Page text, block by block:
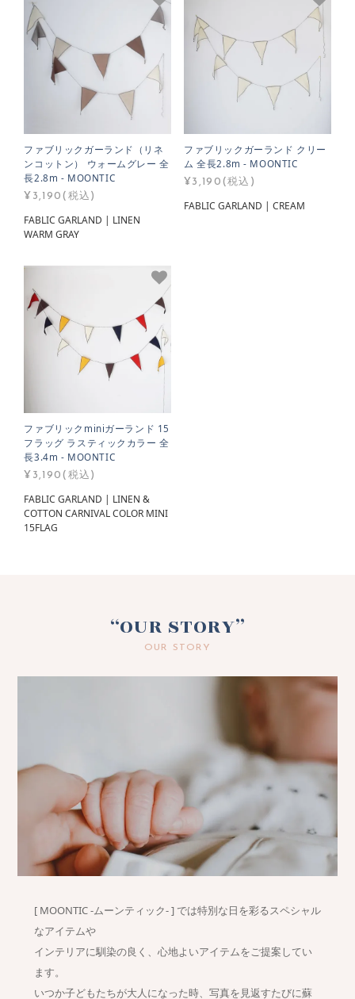
ファブリックガーランド（リネ
ンコットン） ウォームグレー 全
長2.8m - MOONTIC
¥3,190(税込)
FABLIC GARLAND | LINEN
WARM GRAY
ファブリックガーランド クリー
ム 全長2.8m - MOONTIC
¥3,190(税込)
FABLIC GARLAND | CREAM
ファブリックminiガーランド 15
フラッグ ラスティックカラー 全
長3.4m - MOONTIC
¥3,190(税込)
FABLIC GARLAND | LINEN &
COTTON CARNIVAL COLOR MINI
15FLAG
“OUR STORY”
OUR STORY
[ MOONTIC -ムーンティック- ] では特別な日を彩るスペシャル
なアイテムや
インテリアに馴染の良く、心地よいアイテムをご提案してい
ます。
いつか子どもたちが大人になった時、写真を見返すたびに蘇